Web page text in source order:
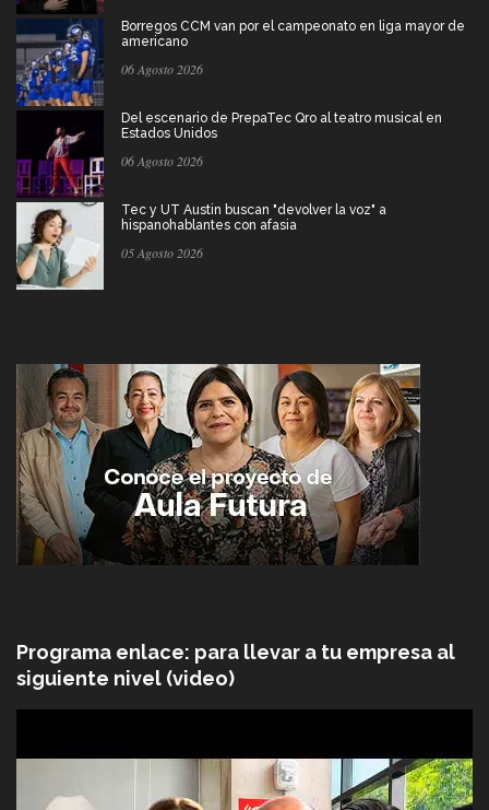
Borregos CCM van por el campeonato en liga mayor de
americano
06 Agosto 2026
Del escenario de PrepaTec Qro al teatro musical en
Estados Unidos
06 Agosto 2026
Tec y UT Austin buscan "devolver la voz" a
hispanohablantes con afasia
05 Agosto 2026
Programa enlace: para llevar a tu empresa al
siguiente nivel (video)